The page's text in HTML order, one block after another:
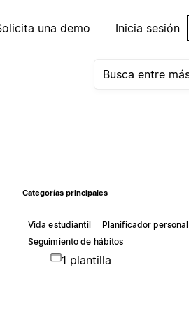
una demo Inicia sesión
Categorías principales
Vida estudiantil
Planificador personal
Seguimiento de hábitos
1 plantilla